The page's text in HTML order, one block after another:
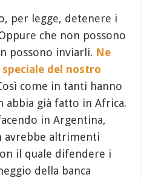
per legge, detenere i
che non possono
possono inviarli. Ne
del nostro
come in tanti hanno
abbia già fatto in Africa.
in Argentina,
avrebbe altrimenti
il quale difendere i
della banca